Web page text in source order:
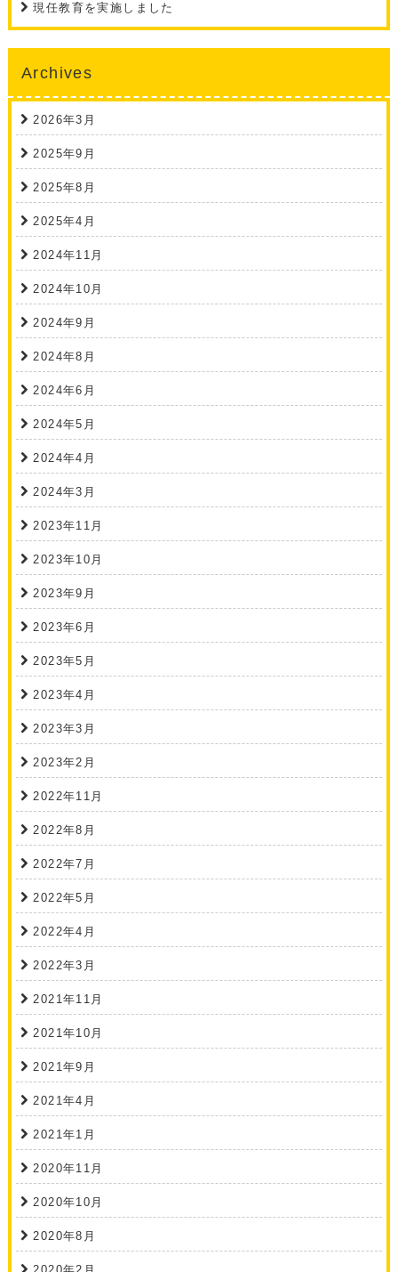
現任教育を実施しました
Archives
2026年3月
2025年9月
2025年8月
2025年4月
2024年11月
2024年10月
2024年9月
2024年8月
2024年6月
2024年5月
2024年4月
2024年3月
2023年11月
2023年10月
2023年9月
2023年6月
2023年5月
2023年4月
2023年3月
2023年2月
2022年11月
2022年8月
2022年7月
2022年5月
2022年4月
2022年3月
2021年11月
2021年10月
2021年9月
2021年4月
2021年1月
2020年11月
2020年10月
2020年8月